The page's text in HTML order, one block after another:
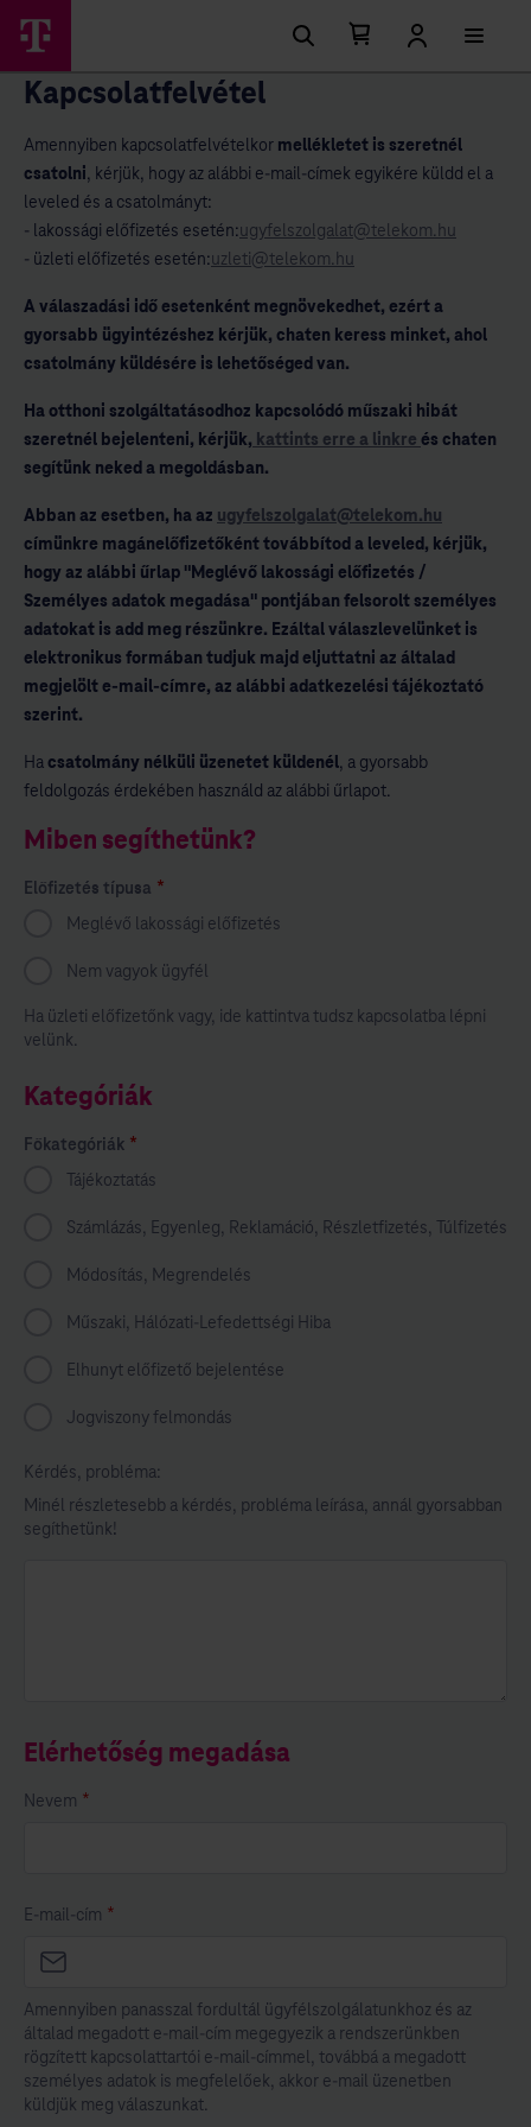
Kapcsolatfelvétel
Amennyiben kapcsolatfelvételkor mellékletet is szeretnél
csatolni, kérjük, hogy az alábbi e-mail-címek egyikére küldd el a
leveled és a csatolmányt:
- lakossági előfizetés esetén:ugyfelszolgalat@telekom.hu
- üzleti előfizetés esetén:uzleti@telekom.hu
A válaszadási idő esetenként megnövekedhet, ezért a
gyorsabb ügyintézéshez kérjük, chaten keress minket, ahol
csatolmány küldésére is lehetőséged van.
Ha otthoni szolgáltatásodhoz kapcsolódó műszaki hibát
szeretnél bejelenteni, kérjük, kattints erre a linkre és chaten
segítünk neked a megoldásban.
Abban az esetben, ha az ugyfelszolgalat@telekom.hu
címünkre magánelőfizetőként továbbítod a leveled, kérjük,
hogy az alábbi űrlap "Meglévő lakossági előfizetés /
Személyes adatok megadása" pontjában felsorolt személyes
adatokat is add meg részünkre. Ezáltal válaszlevelünket is
elektronikus formában tudjuk majd eljuttatni az általad
megjelölt e-mail-címre, az alábbi adatkezelési tájékoztató
szerint.
Ha csatolmány nélküli üzenetet küldenél, a gyorsabb
feldolgozás érdekében használd az alábbi űrlapot.
Miben segíthetünk?
Előfizetés típusa *
Meglévő lakossági előfizetés
Nem vagyok ügyfél
Ha üzleti előfizetőnk vagy, ide kattintva tudsz kapcsolatba lépni
velünk.
Kategóriák
Főkategóriák *
Tájékoztatás
Számlázás, Egyenleg, Reklamáció, Részletfizetés, Túlfizetés
Módosítás, Megrendelés
Műszaki, Hálózati-Lefedettségi Hiba
Elhunyt előfizető bejelentése
Jogviszony felmondás
Kérdés, probléma:
Minél részletesebb a kérdés, probléma leírása, annál gyorsabban
segíthetünk!
Elérhetőség megadása
Nevem *
E-mail-cím *
Amennyiben panasszal fordultál ügyfélszolgálatunkhoz és az
általad megadott e-mail-cím megegyezik a rendszerünkben
rögzített kapcsolattartói e-mail-címmel, továbbá a megadott
személyes adatok is megfelelőek, akkor e-mail üzenetben
küldjük meg válaszunkat.